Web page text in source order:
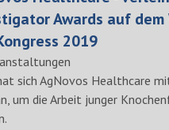
Awards auf dem
2019
sich AgNovos Healthcare
um die Arbeit junger